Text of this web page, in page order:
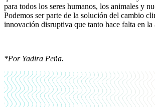
para todos los seres humanos, los animales y
Podemos ser parte de la solución del cambio
innovación disruptiva que tanto hace falta en la
*Por Yadira Peña.